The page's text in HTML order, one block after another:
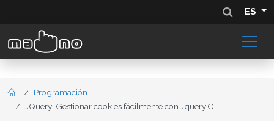
ES
Programación
JQuery: Gestionar cookies fácilmente con Jquery.C...